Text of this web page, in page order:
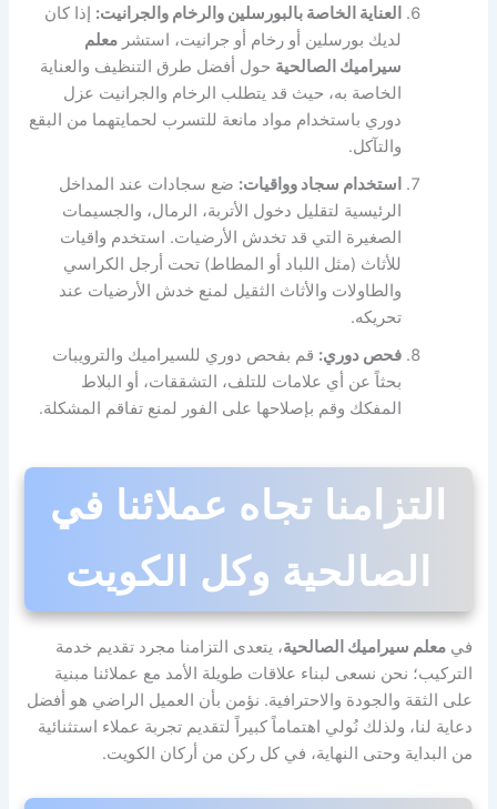
العناية الخاصة بالبورسلين والرخام والجرانيت: إذا كان
لديك بورسلين أو رخام أو جرانيت، استشرمعلم
سيراميك الصالحية حول أفضل طرق التنظيف والعناية
الخاصة به، حيث قد يتطلب الرخام والجرانيت عزل
دوري باستخدام مواد مانعة للتسرب لحمايتهما من البقع
والتآكل.
استخدام سجاد وواقيات: ضع سجادات عند المداخل
الرئيسية لتقليل دخول الأتربة، الرمال، والجسيمات
الصغيرة التي قد تخدش الأرضيات. استخدم واقيات
للأثاث (مثل اللباد أو المطاط) تحت أرجل الكراسي
والطاولات والأثاث الثقيل لمنع خدش الأرضيات عند
تحريكه.
فحص دوري: قم بفحص دوري للسيراميك والترويبات
بحثاً عن أي علامات للتلف، التشققات، أو البلاط
المفكك وقم بإصلاحها على الفور لمنع تفاقم المشكلة.
التزامنا تجاه عملائنا في
الصالحية وكل الكويت
فيمعلم سيراميك الصالحية، يتعدى التزامنا مجرد تقديم خدمة
التركيب؛ نحن نسعى لبناء علاقات طويلة الأمد مع عملائنا مبنية
على الثقة والجودة والاحترافية. نؤمن بأن العميل الراضي هو أفضل
دعاية لنا، ولذلك نُولي اهتماماً كبيراً لتقديم تجربة عملاء استثنائية
من البداية وحتى النهاية، في كل ركن من أركان الكويت.